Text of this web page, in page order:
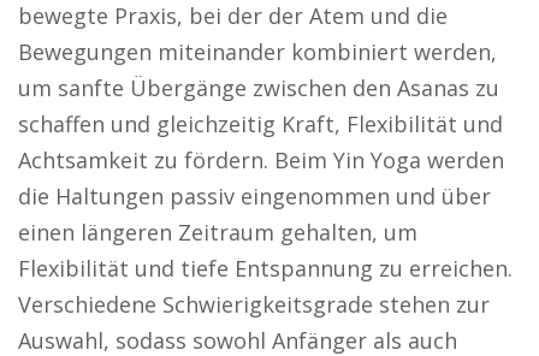
bewegte Praxis, bei der der Atem und die
Bewegungen miteinander kombiniert werden,
um sanfte Übergänge zwischen den Asanas zu
schaffen und gleichzeitig Kraft, Flexibilität und
Achtsamkeit zu fördern. Beim Yin Yoga werden
die Haltungen passiv eingenommen und über
einen längeren Zeitraum gehalten, um
Flexibilität und tiefe Entspannung zu erreichen.
Verschiedene Schwierigkeitsgrade stehen zur
Auswahl, sodass sowohl Anfänger als auch